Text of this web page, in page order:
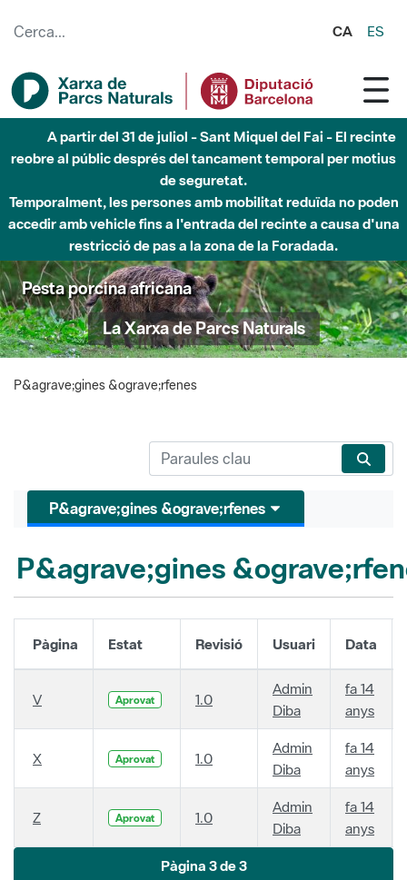
CA ES
A partir del 31 de juliol - Sant Miquel del Fai - El recinte
reobre al públic després del tancament temporal per motius
de seguretat.
Temporalment, les persones amb mobilitat reduïda no poden
accedir amb vehicle fins a l'entrada del recinte a causa d'una
restricció de pas a la zona de la Foradada.
Pesta porcina africana
La Xarxa de Parcs Naturals
P&agrave;gines &ograve;rfenes
P&agrave;gines &ograve;rfenes
P&agrave;gines
Pàgina Estat Revisió Usuari Data
V Aprovat 1.0
Admin
Diba
fa 14
anys
X Aprovat 1.0
Admin
Diba
fa 14
anys
Z Aprovat 1.0
Admin
Diba
fa 14
anys
Pàgina 3 de 3